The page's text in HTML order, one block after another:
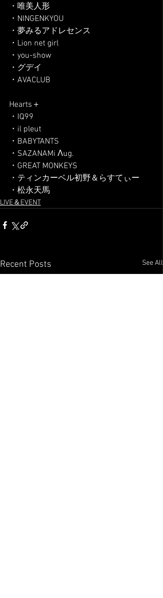
・唯美人形
・NINGENKYOU
・夢みるアドレセンス
・Lion net girl
・you-show
・グデイ
・AVACLUB
Hearts＋
・IQ99
・il pleut
・BABYTANTS
・SAZANAMi Λug.
・GREAT MONKEYS
・ティンカーベル初野＆らすてぃー
・松永天馬
LIVE＆EVENT
Recent Posts See All